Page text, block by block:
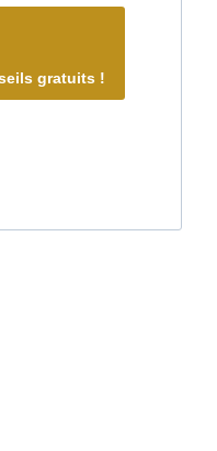
gratuits !